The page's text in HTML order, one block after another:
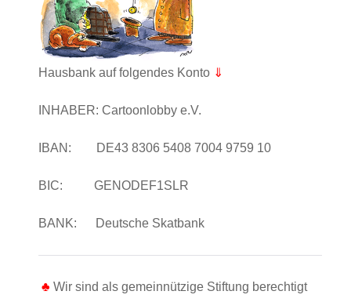
Hausbank auf folgendes Konto ⇓
INHABER: Cartoonlobby e.V.
IBAN: DE43 8306 5408 7004 9759 10
BIC: GENODEF1SLR
BANK: Deutsche Skatbank
♣ Wir sind als gemeinnützige Stiftung berechtigt